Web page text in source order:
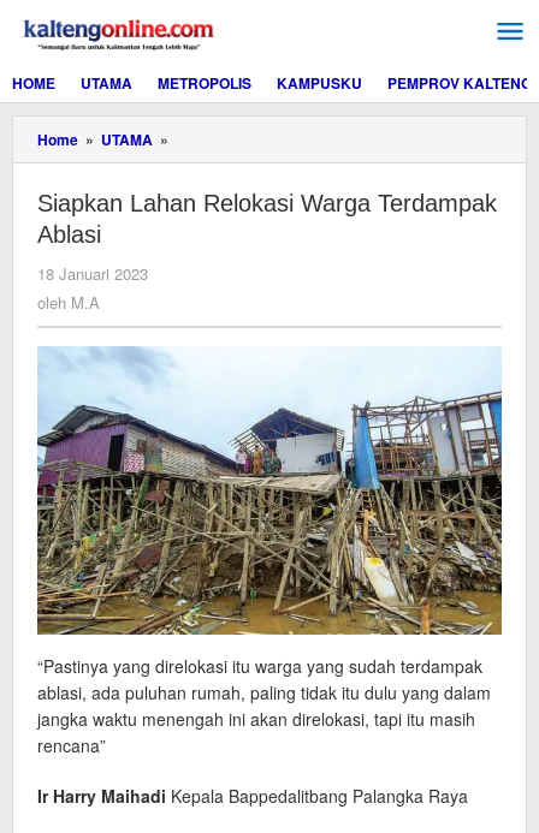
konten
HOME
UTAMA METROPOLIS KAMPUSKU PEMPROV KALTENG
Home » UTAMA »
Lahan
Warga
Siapkan Lahan Relokasi Warga Terdampak
Ablasi
18 Januari 2023
oleh M.A
“Pastinya yang direlokasi itu warga yang sudah terdampak
ablasi, ada puluhan rumah, paling tidak itu dulu yang dalam
jangka waktu menengah ini akan direlokasi, tapi itu masih
rencana”
Ir Harry Maihadi Kepala Bappedalitbang Palangka Raya